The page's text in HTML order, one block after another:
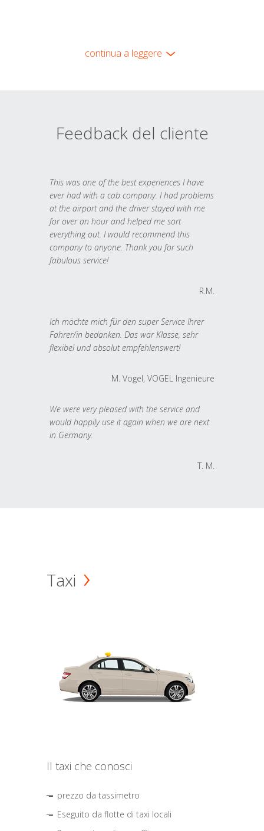
continua a leggere
Feedback del cliente
This was one of the best experiences I have
ever had with a cab company. I had problems
at the airport and the driver stayed with me
for over an hour and helped me sort
everything out. I would recommend this
company to anyone. Thank you for such
fabulous service!
R.M.
Ich möchte mich für den super Service Ihrer
Fahrer/in bedanken. Das war Klasse, sehr
flexibel und absolut empfehlenswert!
M. Vogel, VOGEL Ingenieure
We were very pleased with the service and
would happily use it again when we are next
in Germany.
T. M.
Taxi
Il taxi che conosci
prezzo da tassimetro
Eseguito da flotte di taxi locali